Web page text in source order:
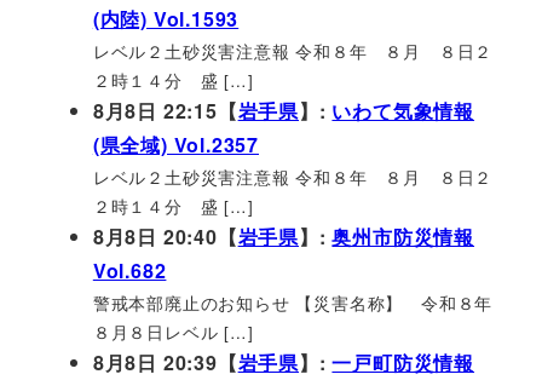
(内陸) Vol.1593
レベル２土砂災害注意報 令和８年 ８月 ８日２
２時１４分 盛 […]
8月8日 22:15【岩手県】: いわて気象情報
(県全域) Vol.2357
レベル２土砂災害注意報 令和８年 ８月 ８日２
２時１４分 盛 […]
8月8日 20:40【岩手県】:奥州市防災情報
Vol.682
警戒本部廃止のお知らせ 【災害名称】 令和８年
８月８日レベル […]
8月8日 20:39【岩手県】:一戸町防災情報